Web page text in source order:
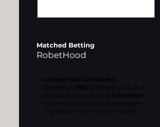
Matched Betting
RobetHood
✓ kostenfreie Teilnahme
✓ Ziel: Bis zu 500 €
Erlös (durch Boni)
✓ Aktiver Aufwand: ca. 1–3 Stunden
✓ mathematisch basierte Strategie
✓ Top-Bewertet (Trustpilot: 4,8/5)